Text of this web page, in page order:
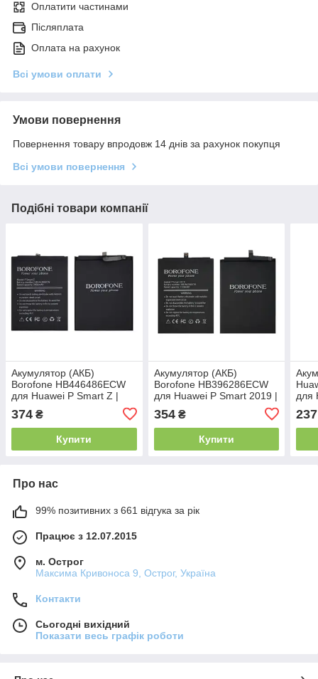
Оплатити частинами
Післяплата
Оплата на рахунок
Всі умови оплати
Умови повернення
Повернення товару впродовж 14 днів за рахунок покупця
Всі умови повернення
Подібні товари компанії
Акумулятор (АКБ)
Borofone HB446486ECW
для Huawei P Smart Z |
P20 Lite 2019 | Honor 9X |
Y9 Prime 2019
374 ₴
Купити
Акумулятор (АКБ)
Borofone HB396286ECW
для Huawei P Smart 2019 |
Honor 10 Lite | Honor 10i
354₴
Купити
для
237
Про нас
99% позитивних з 661 відгука за рік
Працює з 12.07.2015
м. Острог
Максима Кривоноса 9, Острог, Україна
Контакти
Сьогодні вихідний
Показати весь графік роботи